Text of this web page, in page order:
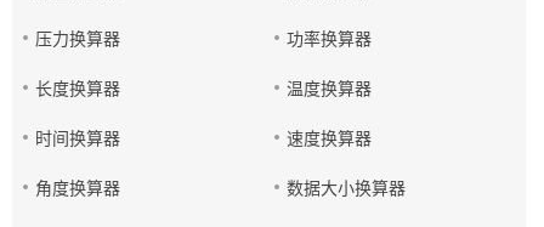
压力换算器 功率换算器
长度换算器 温度换算器
时间换算器 速度换算器
角度换算器 数据大小换算器